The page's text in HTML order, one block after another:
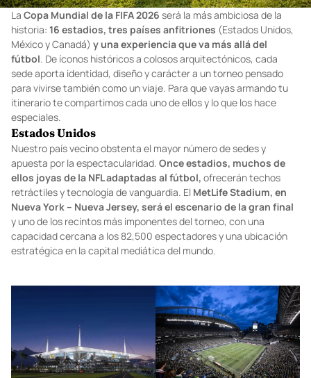
La Copa Mundial de la FIFA 2026 será la más ambiciosa de la
historia: 16 estadios, tres países anfitriones (Estados Unidos,
México y Canadá) y una experiencia que va más allá del
fútbol. De íconos históricos a colosos arquitectónicos, cada
sede aporta identidad, diseño y carácter a un torneo pensado
para vivirse también como un viaje. Para que vayas armando tu
itinerario te compartimos cada uno de ellos y lo que los hace
especiales.
Estados Unidos
Nuestro país vecino obstenta el mayor número de sedes y
apuesta por la espectacularidad. Once estadios, muchos de
ellos joyas de la NFL adaptadas al fútbol, ofrecerán techos
retráctiles y tecnología de vanguardia. El MetLife Stadium, en
Nueva York – Nueva Jersey, será el escenario de la gran final
y uno de los recintos más imponentes del torneo, con una
capacidad cercana a los 82,500 espectadores y una ubicación
estratégica en la capital mediática del mundo.